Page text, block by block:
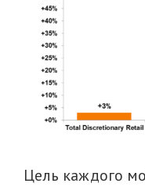
Цель каждого